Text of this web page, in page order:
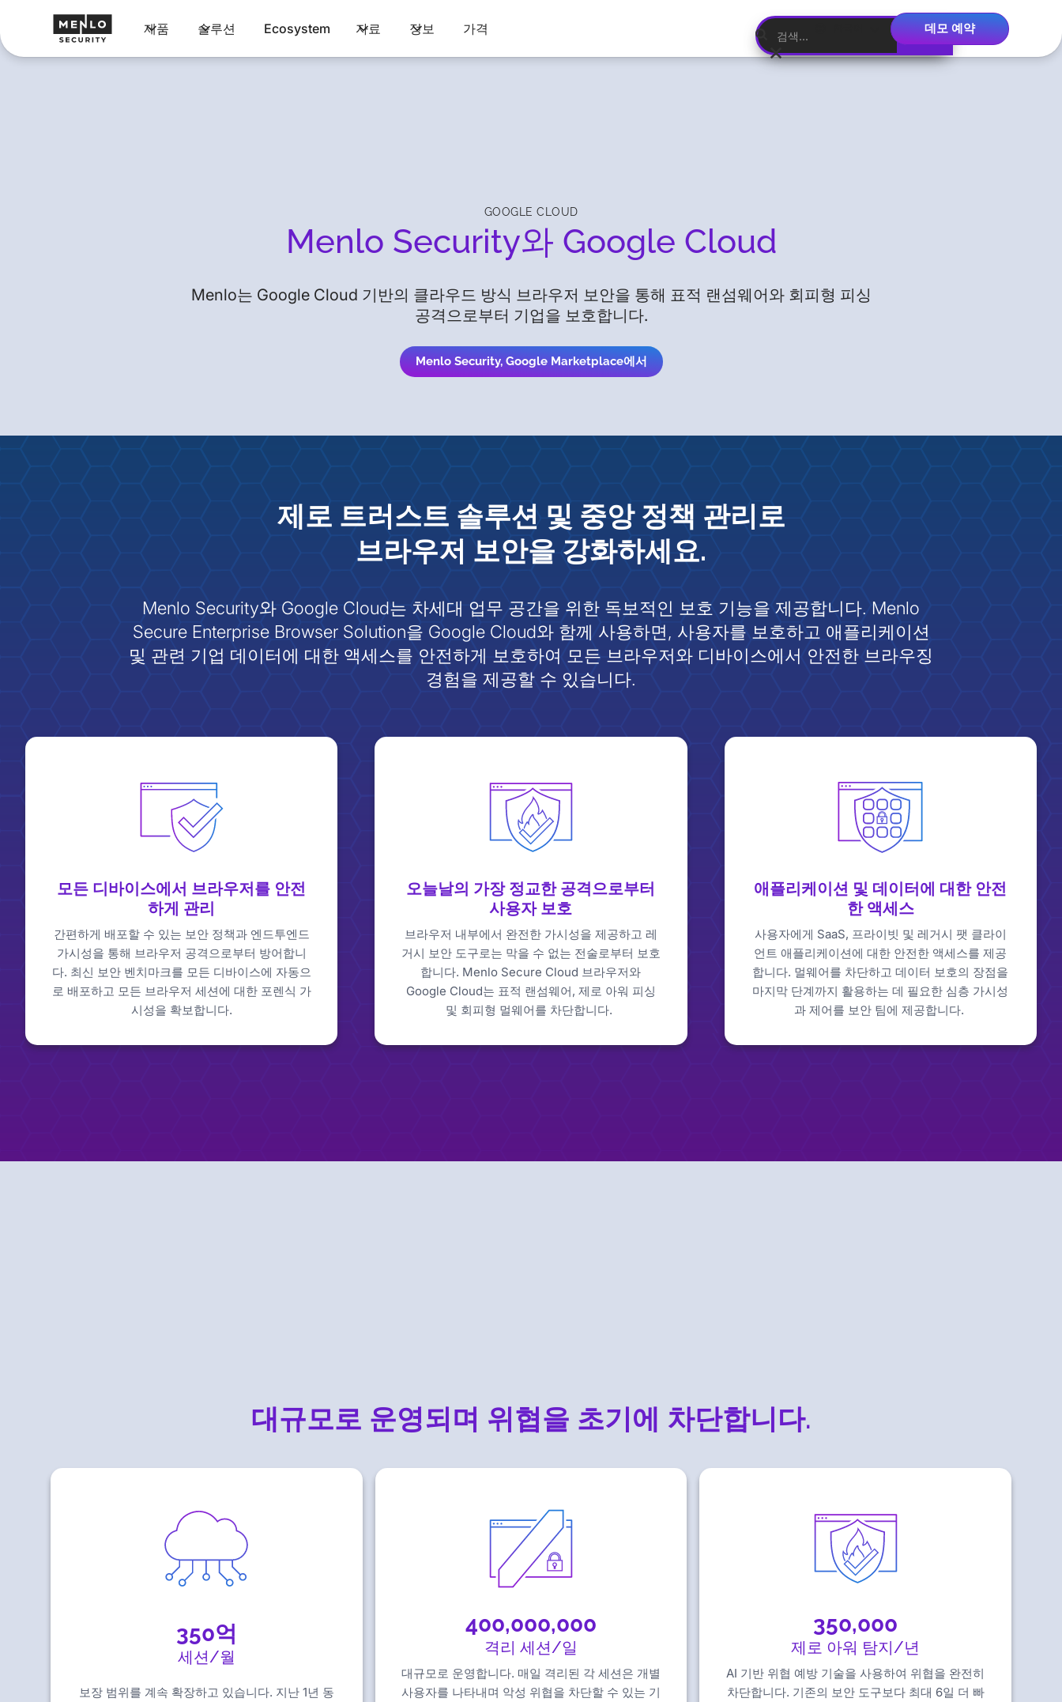
제품 솔루션 Ecosystem 자료 정보 가격 데모 예약
GOOGLE CLOUD
Menlo Security와 Google Cloud
Menlo는 Google Cloud 기반의 클라우드 방식 브라우저 보안을 통해 표적 랜섬웨어와 회피형 피싱
공격으로부터 기업을 보호합니다.
Menlo Security, Google Marketplace에서
제로 트러스트 솔루션 및 중앙 정책 관리로
브라우저 보안을 강화하세요.
Menlo Security와 Google Cloud는 차세대 업무 공간을 위한 독보적인 보호 기능을 제공합니다. Menlo
Secure Enterprise Browser Solution을 Google Cloud와 함께 사용하면, 사용자를 보호하고 애플리케이션
및 관련 기업 데이터에 대한 액세스를 안전하게 보호하여 모든 브라우저와 디바이스에서 안전한 브라우징
경험을 제공할 수 있습니다.
모든 디바이스에서 브라우저를 안전
하게 관리
간편하게 배포할 수 있는 보안 정책과 엔드투엔드
가시성을 통해 브라우저 공격으로부터 방어합니
다. 최신 보안 벤치마크를 모든 디바이스에 자동으
로 배포하고 모든 브라우저 세션에 대한 포렌식 가
시성을 확보합니다.
오늘날의 가장 정교한 공격으로부터
사용자 보호
브라우저 내부에서 완전한 가시성을 제공하고 레
거시 보안 도구로는 막을 수 없는 전술로부터 보호
합니다. Menlo Secure Cloud 브라우저와
Google Cloud는 표적 랜섬웨어, 제로 아워 피싱
및 회피형 멀웨어를 차단합니다.
애플리케이션 및 데이터에 대한 안전
한 액세스
사용자에게 SaaS, 프라이빗 및 레거시 팻 클라이
언트 애플리케이션에 대한 안전한 액세스를 제공
합니다. 멀웨어를 차단하고 데이터 보호의 장점을
마지막 단계까지 활용하는 데 필요한 심층 가시성
과 제어를 보안 팀에 제공합니다.
대규모로 운영되며 위협을 초기에 차단합니다.
350억
세션/월
보장 범위를 계속 확장하고 있습니다. 지난 1년 동
400,000,000
격리 세션/일
대규모로 운영합니다. 매일 격리된 각 세션은 개별
사용자를 나타내며 악성 위협을 차단할 수 있는 기
350,000
제로 아워 탐지/년
AI 기반 위협 예방 기술을 사용하여 위협을 완전히
차단합니다. 기존의 보안 도구보다 최대 6일 더 빠